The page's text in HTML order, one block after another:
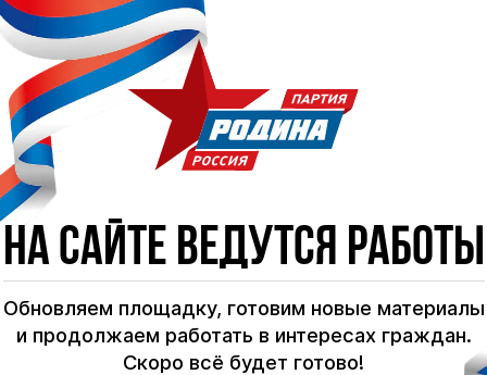
На сайте ведутся работы
Обновляем площадку, готовим новые материалы
и продолжаем работать в интересах граждан.
Скоро всё будет готово!